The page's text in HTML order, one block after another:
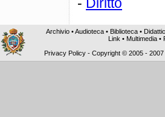
- Diritto
Archivio •Audioteca • Biblioteca •
Link • Multimedia •
Privacy Policy -Copyright © 2005 -